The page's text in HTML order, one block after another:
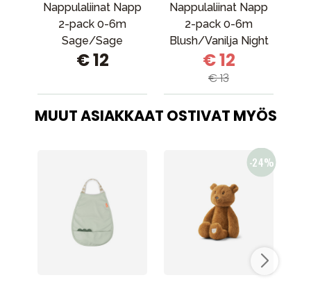
Nappulaliinat Napp
2-pack 0-6m
Sage/Sage
€ 12
Nappulaliinat Napp
2-pack 0-6m
Blush/Vanilja Night
€ 12
€ 13
MUUT ASIAKKAAT OSTIVAT MYÖS